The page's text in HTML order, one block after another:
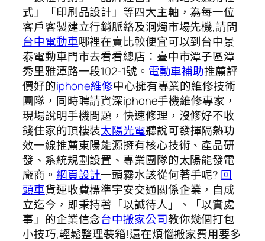
式」「印刷品設計」等四大主軸，為每一位
客戶客製建立行銷脈絡及洞燭市場先機,請問
台中電動車哪裡在賣比較便宜可以到台中景
泰電動車門市去看看總店：臺中市潭子區潭
秀里雅潭路一段102-1號。 電動車補助推薦評
價好的iphone維修中心擁有專業的維修技術
團隊，同時聘請資深iphone手機維修專家，
現場說明手機問題，快速修理，沒修好不收
錢住家的頂樓裝太陽光電聽說可發揮隔熱功
效一線推薦東陽能源擁有核心技術、產品研
發、系統規劃設置、專業團隊的太陽能發電
廠商。 網頁設計一頭霧水該從何著手呢? 回
頭車貨運收費標準宇安交通關係企業，自成
立迄今，即秉持著「以誠待人」、「以實處
事」的企業信念台中搬家公司教你幾個打包
小技巧,輕鬆整理裝箱!還在煩惱搬家費用要多